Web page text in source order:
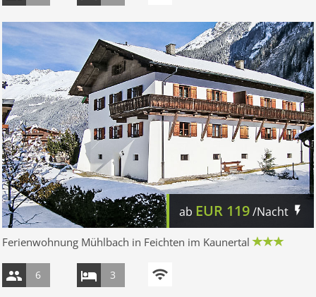
ab EUR 119/Nacht
Ferienwohnung Mühlbach in Feichten im Kaunertal
6 3